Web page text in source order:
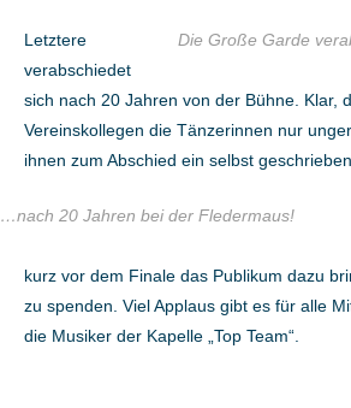
Die Große Garde
Letztere
verabschiedet
sich nach 20 Jahren von der Bühne. Klar,
Vereinskollegen die Tänzerinnen nur
ihnen zum Abschied ein selbst
…nach 20 Jahren bei der Fledermaus!
kurz vor dem Finale das Publikum dazu
zu spenden. Viel Applaus gibt es für alle
die Musiker der Kapelle „Top Team“.